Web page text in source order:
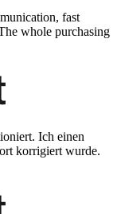
fast
whole purchasing
Ich einen
korrigiert wurde.